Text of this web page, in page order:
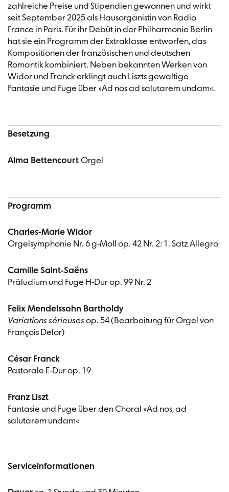
zahlreiche Preise und Stipendien gewonnen und wirkt
seit September 2025 als Hausorganistin von Radio
France in Paris. Für ihr Debüt in der Philharmonie Berlin
hat sie ein Programm der Extraklasse entworfen, das
Kompositionen der französischen und deutschen
Romantik kombiniert. Neben bekannten Werken von
Widor und Franck erklingt auch Liszts gewaltige
Fantasie und Fuge über »Ad nos ad salutarem undam«.
Besetzung
Alma Bettencourt Orgel
Programm
Charles-Marie Widor
Orgelsymphonie Nr. 6 g-Moll op. 42 Nr. 2: 1. Satz Allegro
Camille Saint-Saëns
Präludium und Fuge H-Dur op. 99 Nr. 2
Felix Mendelssohn Bartholdy
Variations sérieusesop. 54 (Bearbeitung für Orgel von
François Delor)
César Franck
Pastorale E-Dur op. 19
Franz Liszt
Fantasie und Fuge über den Choral »Ad nos, ad
salutarem undam«
Serviceinformationen